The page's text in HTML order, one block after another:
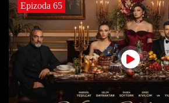
Epizoda 65